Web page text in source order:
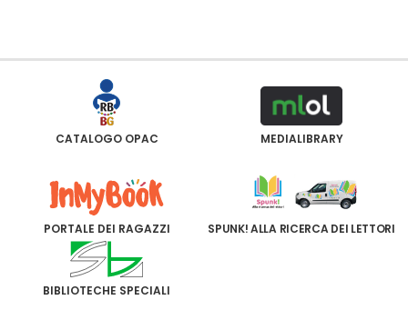
CATALOGO OPAC MEDIALIBRARY
PORTALE DEI RAGAZZI SPUNK! ALLA RICERCA DEI LETTORI
BIBLIOTECHE SPECIALI